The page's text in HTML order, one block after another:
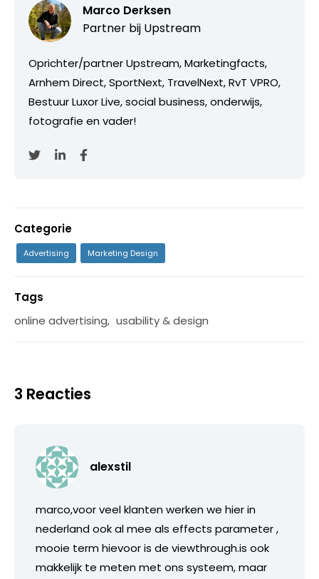
Marco Derksen
Partner bij Upstream
Oprichter/partner Upstream, Marketingfacts,
Arnhem Direct, SportNext, TravelNext, RvT VPRO,
Bestuur Luxor Live, social business, onderwijs,
fotografie en vader!
Categorie
Advertising Marketing Design
Tags
online advertising, usability & design
3 Reacties
alexstil
marco,voor veel klanten werken we hier in
nederland ook al mee als effects parameter ,
mooie term hievoor is de viewthrough.is ook
makkelijk te meten met ons systeem, maar